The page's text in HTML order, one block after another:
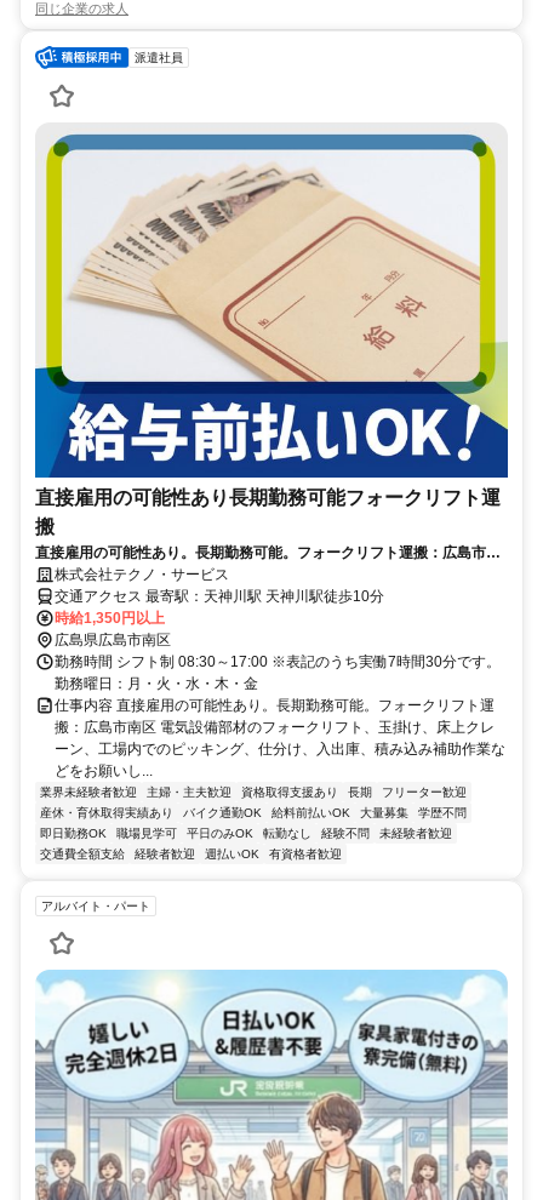
同じ企業の求人
派遣社員
直接雇用の可能性あり長期勤務可能フォークリフト運
搬
直接雇用の可能性あり。長期勤務可能。フォークリフト運搬：広島市南
区 株式会社テクノ・サービス
交通アクセス 最寄駅：天神川駅 天神川駅徒歩10分
時給1,350円以上
広島県広島市南区
勤務時間 シフト制 08:30～17:00 ※表記のうち実働7時間30分です。
勤務曜日：月・火・水・木・金
仕事内容 直接雇用の可能性あり。長期勤務可能。フォークリフト運
搬：広島市南区 電気設備部材のフォークリフト、玉掛け、床上クレ
ーン、工場内でのピッキング、仕分け、入出庫、積み込み補助作業な
どをお願いし...
業界未経験者歓迎 主婦・主夫歓迎 資格取得支援あり 長期
フリーター歓迎
産休・育休取得実績あり
バイク通勤OK 給料前払いOK 大量募集
学歴不問
即日勤務OK
職場見学可 平日のみOK 転勤なし 経験不問
未経験者歓迎
交通費全額支給
経験者歓迎 週払いOK 有資格者歓迎
アルバイト・パート